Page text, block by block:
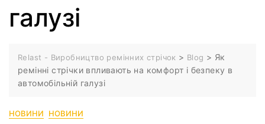
галузі
Relast - Виробництво ремінних стрічок > Blog > Як
ремінні стрічки впливають на комфорт і безпеку в
автомобільній галузі
НОВИНИ НОВИНИ